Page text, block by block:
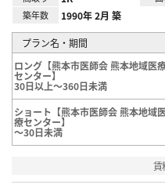
築年数 1990年 2月 築
プラン名・期間
ロング【熊本市医師会 熊本地域医
センター】
30日以上～360日未満
ショート【熊本市医師会 熊本地域
療センター】
～30日未満
賃